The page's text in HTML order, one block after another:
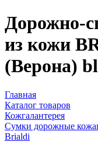
Дорожно-
из кожи
(Верона)
Главная
Каталог товаров
Кожгалантерея
Сумки дорожные
Brialdi